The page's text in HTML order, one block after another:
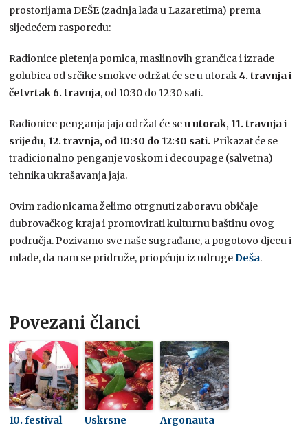
prostorijama DEŠE (zadnja lađa u Lazaretima) prema
sljedećem rasporedu:
Radionice pletenja pomica, maslinovih grančica i izrade
golubica od srčike smokve održat će se u utorak4. travnja i
četvrtak 6. travnja, od 10:30 do 12:30 sati.
Radionice penganja jaja održat će seu utorak, 11. travnja i
srijedu, 12. travnja, od 10:30 do 12:30 sati. Prikazat će se
tradicionalno penganje voskom i decoupage (salvetna)
tehnika ukrašavanja jaja.
Ovim radionicama želimo otrgnuti zaboravu običaje
dubrovačkog kraja i promovirati kulturnu baštinu ovog
područja. Pozivamo sve naše sugrađane, a pogotovo djecu i
mlade, da nam se pridruže, priopćuju iz udrugeDeša.
Povezani članci
10. festival
Uskrsne
Argonauta